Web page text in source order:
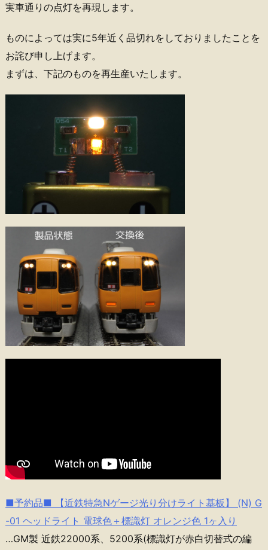
実車通りの点灯を再現します。
ものによっては実に5年近く品切れをしておりましたことを
お詫び申し上げます。
まずは、下記のものを再生産いたします。
■予約品■ 【近鉄特急Nゲージ光り分けライト基板】 (N) G
-01 ヘッドライト 電球色＋標識灯 オレンジ色 1ヶ入り
…GM製 近鉄22000系、5200系(標識灯が赤白切替式の編